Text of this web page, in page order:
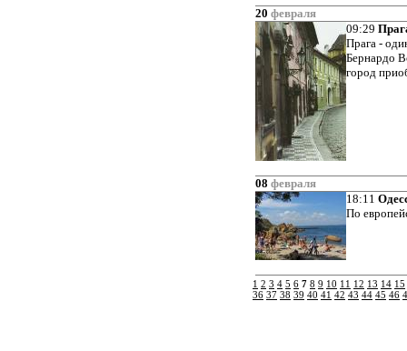
20 февраля
09:29
Прага -
Бернардо
город
08 февраля
18:11
По
1 2 3 4 5 6 7 8 9 10 11 12 13 14 15
36 37 38 39 40 41 42 43 44 45 46